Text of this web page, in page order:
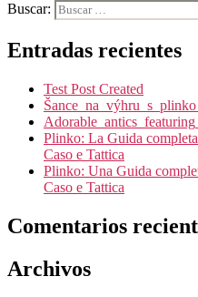
Buscar:
Entradas recientes
Test Post Created
Plinko: La Guida
Caso e Tattica
Plinko: Una Guida
Caso e Tattica
Comentarios
Archivos